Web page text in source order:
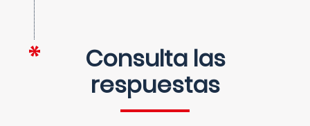
Consulta las
respuestas